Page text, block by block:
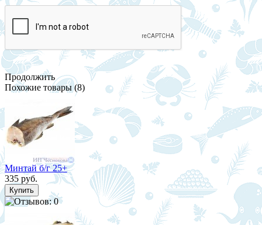
Продолжить
Похожие товары (8)
Минтай б/г 25+
335 руб.